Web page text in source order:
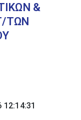
&
ΤΩΝ
12:14:31